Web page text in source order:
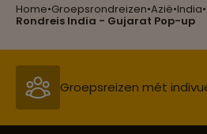
Home•Groepsrondreizen•Azië•India•
Rondreis India - Gujarat Pop-up
Reizen met oog voor
Groepsreizen mét